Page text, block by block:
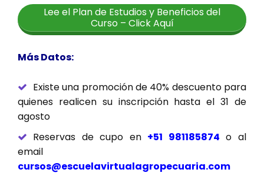
Lee el Plan de Estudios y Beneficios del
Curso – Click Aquí
Más Datos:
Existe una promoción de 40% descuento para
quienes realicen su inscripción hasta el 31 de
agosto
Reservas de cupo en +51 981185874 o al
email
cursos@escuelavirtualagropecuaria.com